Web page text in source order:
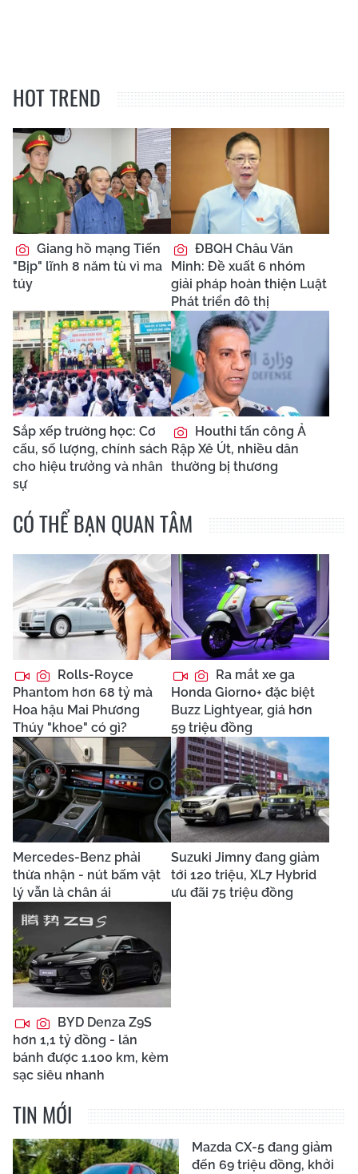
HOT TREND
Giang hồ mạng Tiến
"Bịp" lĩnh 8 năm tù vì ma
túy
ĐBQH Châu Văn
Minh: Đề xuất 6 nhóm
giải pháp hoàn thiện Luật
Phát triển đô thị
Sắp xếp trường học: Cơ
cấu, số lượng, chính sách
cho hiệu trưởng và nhân
sự
Houthi tấn công Ả
Rập Xê Út, nhiều dân
thường bị thương
CÓ THỂ BẠN QUAN TÂM
Rolls-Royce
Phantom hơn 68 tỷ mà
Hoa hậu Mai Phương
Thúy "khoe" có gì?
Ra mắt xe ga
Honda Giorno+ đặc biệt
Buzz Lightyear, giá hơn
59 triệu đồng
Mercedes-Benz phải
thừa nhận - nút bấm vật
lý vẫn là chân ái
Suzuki Jimny đang giảm
tới 120 triệu, XL7 Hybrid
ưu đãi 75 triệu đồng
BYD Denza Z9S
hơn 1,1 tỷ đồng - lăn
bánh được 1.100 km, kèm
sạc siêu nhanh
TIN MỚI
Mazda CX-5 đang giảm
đến 69 triệu đồng, khởi